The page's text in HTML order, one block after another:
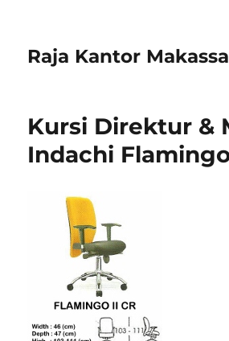
Raja Kantor
Kursi Direktur &
Indachi